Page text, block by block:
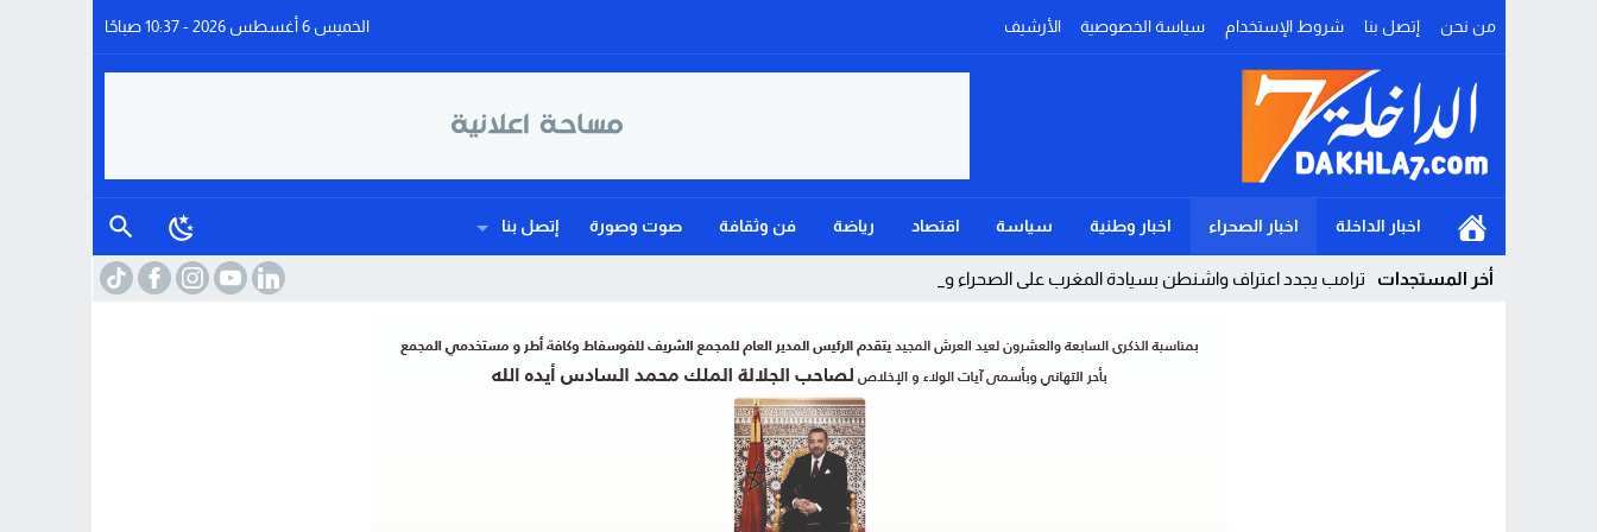
من نحن إتصل بنا شروط الإستخدام سياسة الخصوصية الأرشيف الخميس 6 أغسطس 2026 - 10:37 صباحًا
اخبار الداخلة اخبار الصحراء اخبار وطنية سياسة اقتصاد رياضة فن وثقافة صوت وصورة إتصل بنا
أخر المستجدات ترامب يجدد اعتراف واشنطن بسيادة المغرب على الصحراء ويؤكد: الحكم ال_